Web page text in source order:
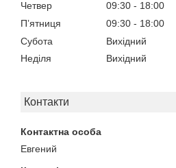
Четвер
09:30
18:00
Пʼятниця
09:30
18:00
Субота
Вихідний
Неділя
Вихідний
Контакти
Евгений